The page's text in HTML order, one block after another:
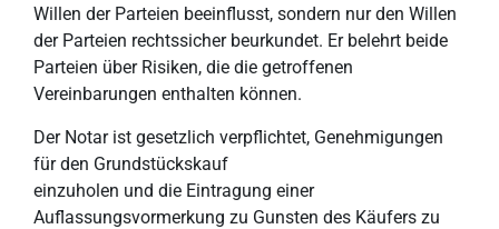
Willen der Parteien beeinflusst, sondern nur den Willen
der Parteien rechtssicher beurkundet. Er belehrt beide
Parteien über Risiken, die die getroffenen
Vereinbarungen enthalten können.
Der Notar ist gesetzlich verpflichtet, Genehmigungen
für den Grundstückskauf
einzuholen und die Eintragung einer
Auflassungsvormerkung zu Gunsten des Käufers zu